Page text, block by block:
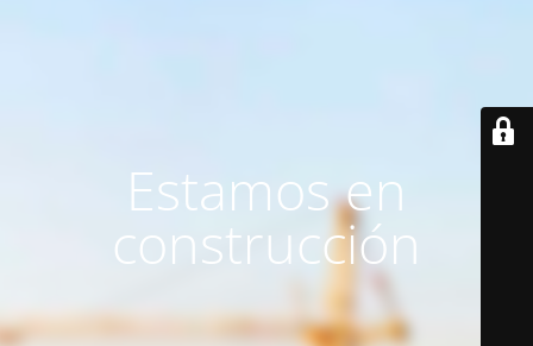
Estamos en
construcción